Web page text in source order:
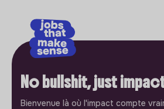
No bullshit, just
Bienvenue là où l'impact compte